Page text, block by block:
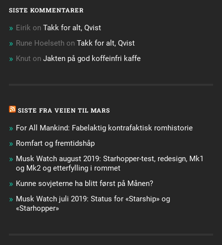
SISTE KOMMENTARER
Eirik on Takk for alt, Qvist
Rune Hoelseth on Takk for alt, Qvist
Knuton Jakten på god koffeinfri kaffe
SISTE FRA VEIEN TIL MARS
For All Mankind: Fabelaktig kontrafaktisk romhistorie
Romfart og fremtidshåp
Musk Watch august 2019: Starhopper-test, redesign, Mk1
og Mk2 og etterfylling i rommet
Kunne sovjeterne ha blitt først på Månen?
Musk Watch juli 2019: Status for «Starship» og
«Starhopper»